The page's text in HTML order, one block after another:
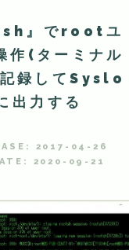
』でrootユ
作(ターミナル
録してSyslo
出力する
2017-04-26
2020-09-21